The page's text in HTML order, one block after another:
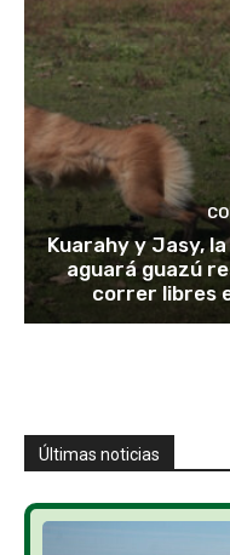
Kuarahy y Jasy,
aguará guazú
correr libres
Últimas noticias